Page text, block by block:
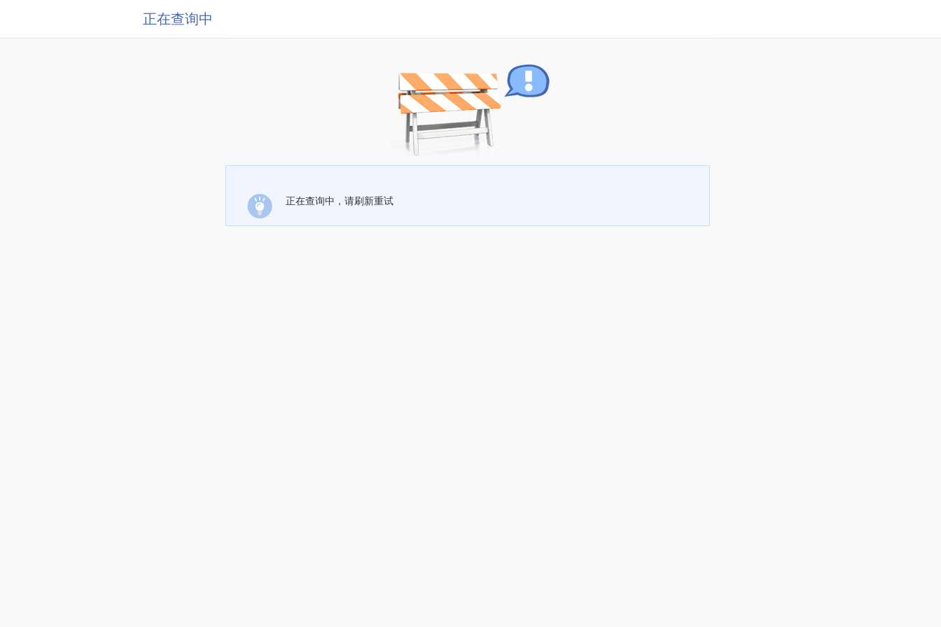
正在查询中
正在查询中，请刷新重试